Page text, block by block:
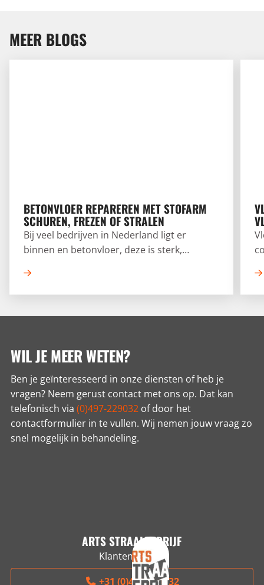
MEER BLOGS
BETONVLOER REPAREREN MET STOFARM
SCHUREN, FREZEN OF STRALEN
Bij veel bedrijven in Nederland ligt er
binnen en betonvloer, deze is sterk,
verloop van tijd of intensief gebruik kan er
echter wel slijtage ontstaan. Denk aan
WIL JE MEER WETEN?
Ben je geïnteresseerd in onze diensten of heb je
vragen? Neem gerust contact met ons op. Dat kan
telefonisch via (0)497-229032 of door het
contactformulier in te vullen. Wij nemen jouw vraag zo
snel mogelijk in behandeling.
ARTS STRAALBEDRIJF
Klantenservice
+31 (0)497-229032